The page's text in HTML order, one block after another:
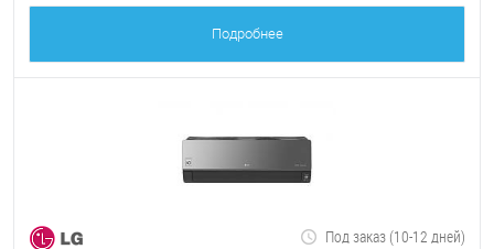
Подробнее
Под заказ (10-12 дней)